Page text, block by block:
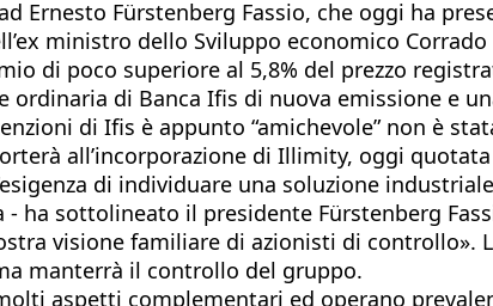
Ernesto Fürstenberg Fassio, che oggi ha
ministro dello Sviluppo economico
di poco superiore al 5,8% del prezzo
ordinaria di Banca Ifis di nuova emissione e
di Ifis è appunto “amichevole” non è
all’incorporazione di Illimity, oggi
di individuare una soluzione
- ha sottolineato il presidente Fürstenberg
visione familiare di azionisti di controllo».
manterrà il controllo del gruppo.
aspetti complementari ed operano